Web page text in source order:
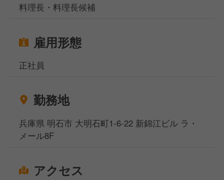
料理長・料理長候補
雇用形態
正社員
勤務地
兵庫県 明石市 大明石町1-6-22 新錦江ビル ラ・
メール8F
アクセス